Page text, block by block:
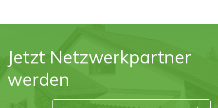
Jetzt Netzwerkpartner
werden